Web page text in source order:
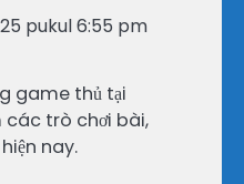
pukul 6:55 pm
game thủ tại
các trò chơi bài,
nay.